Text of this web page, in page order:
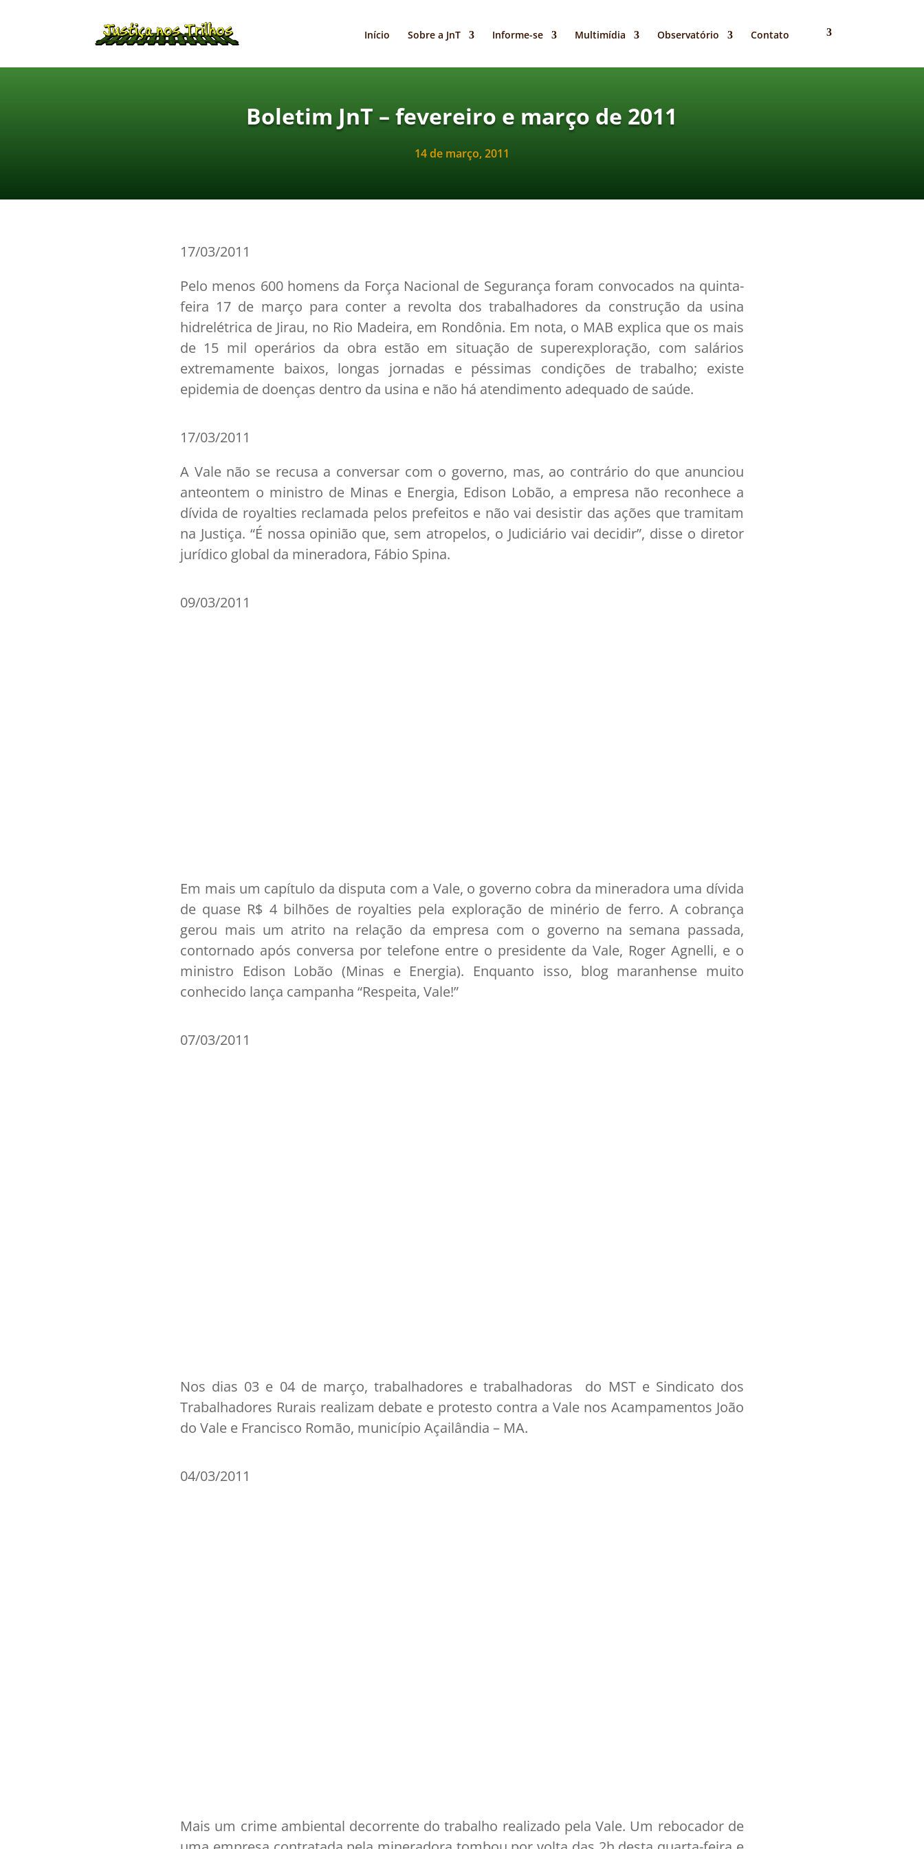
Início Sobre a JnT Informe-se Multimídia Observatório Contato
Boletim JnT – fevereiro e março de 2011
14 de março, 2011
17/03/2011
Pelo menos 600 homens da Força Nacional de Segurança foram convocados na quinta-
feira 17 de março para conter a revolta dos trabalhadores da construção da usina
hidrelétrica de Jirau, no Rio Madeira, em Rondônia. Em nota, o MAB explica que os mais
de 15 mil operários da obra estão em situação de superexploração, com salários
extremamente baixos, longas jornadas e péssimas condições de trabalho; existe
epidemia de doenças dentro da usina e não há atendimento adequado de saúde.
17/03/2011
A Vale não se recusa a conversar com o governo, mas, ao contrário do que anunciou
anteontem o ministro de Minas e Energia, Edison Lobão, a empresa não reconhece a
dívida de royalties reclamada pelos prefeitos e não vai desistir das ações que tramitam
na Justiça. “É nossa opinião que, sem atropelos, o Judiciário vai decidir”, disse o diretor
jurídico global da mineradora, Fábio Spina.
09/03/2011
Em mais um capítulo da disputa com a Vale, o governo cobra da mineradora uma dívida
de quase R$ 4 bilhões de royalties pela exploração de minério de ferro. A cobrança
gerou mais um atrito na relação da empresa com o governo na semana passada,
contornado após conversa por telefone entre o presidente da Vale, Roger Agnelli, e o
ministro Edison Lobão (Minas e Energia). Enquanto isso, blog maranhense muito
conhecido lança campanha “Respeita, Vale!”
07/03/2011
Nos dias 03 e 04 de março, trabalhadores e trabalhadoras do MST e Sindicato dos
Trabalhadores Rurais realizam debate e protesto contra a Vale nos Acampamentos João
do Vale e Francisco Romão, município Açailândia – MA.
04/03/2011
Mais um crime ambiental decorrente do trabalho realizado pela Vale. Um rebocador de